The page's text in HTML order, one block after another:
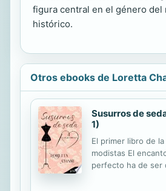
figura central en el género del
histórico.
Otros ebooks de Loretta
Susurros de
1)
El primer libro de
modistas El
perfecto ha de ser